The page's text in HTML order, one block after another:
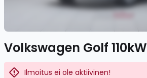
Volkswagen Golf 110kW
Ilmoitus ei ole aktiivinen!